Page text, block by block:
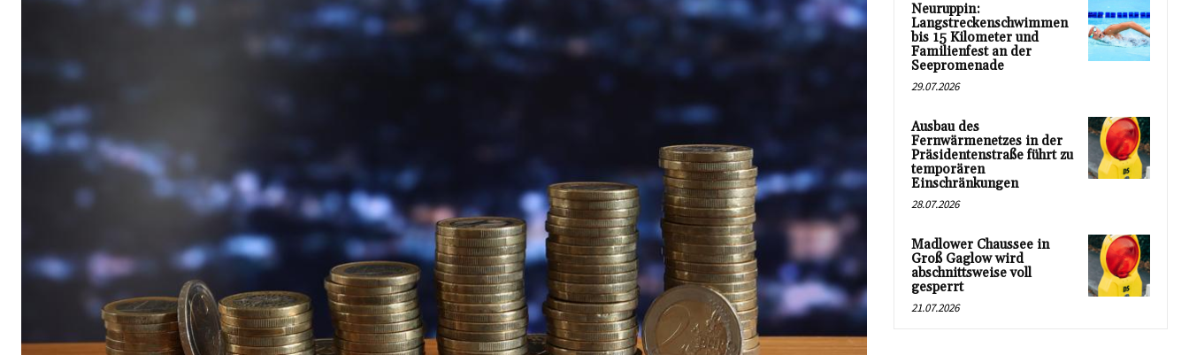
Neuruppin:
Langstreckenschwimmen
bis 15 Kilometer und
Familienfest an der
Seepromenade
29.07.2026
Ausbau des
Fernwärmenetzes in der
Präsidentenstraße führt zu
temporären
Einschränkungen
28.07.2026
Madlower Chaussee in
Groß Gaglow wird
abschnittsweise voll
gesperrt
21.07.2026